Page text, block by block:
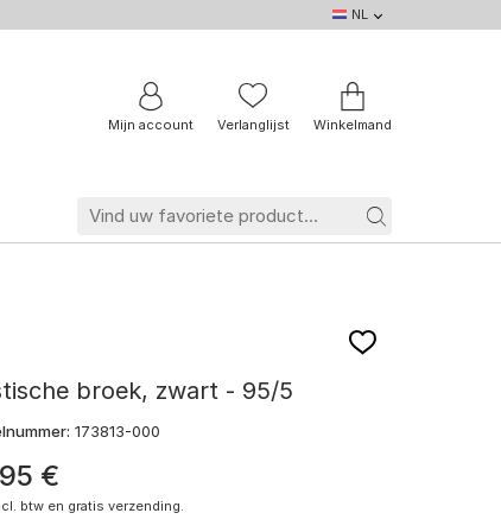
NL
DE
NL
BE
FR
Mijn account Verlanglijst Winkelmand
broek, zwart - 95/5
173813-000
95 €
btw en gratis verzending.